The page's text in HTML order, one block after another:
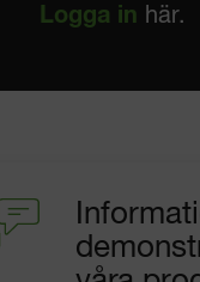
Logga in här.